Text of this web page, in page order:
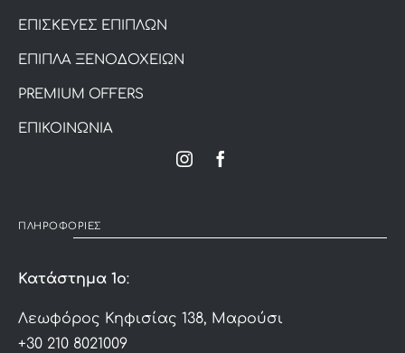
ΕΠΙΣΚΕΥΕΣ ΕΠΙΠΛΩΝ
ΕΠΙΠΛΑ ΞΕΝΟΔΟΧΕΙΩΝ
PREMIUM OFFERS
ΕΠΙΚΟΙΝΩΝΙΑ
ΠΛΗΡΟΦΟΡΙΕΣ
Κατάστημα 1ο:
Λεωφόρος Κηφισίας 138, Μαρούσι
+30 210 8021009